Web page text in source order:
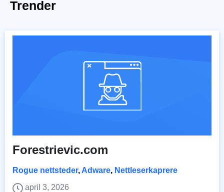
Trender
Forestrievic.com
Rogue nettsteder, Adware, Nettleserkaprere
april 3, 2026